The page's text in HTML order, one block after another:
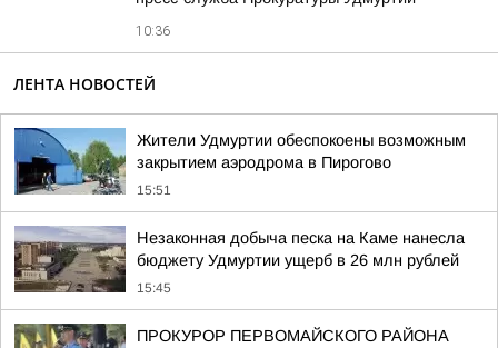
10:36
ЛЕНТА НОВОСТЕЙ
Жители Удмуртии обеспокоены возможным
закрытием аэродрома в Пирогово
15:51
Незаконная добыча песка на Каме нанесла
бюджету Удмуртии ущерб в 26 млн рублей
15:45
ПРОКУРОР ПЕРВОМАЙСКОГО РАЙОНА